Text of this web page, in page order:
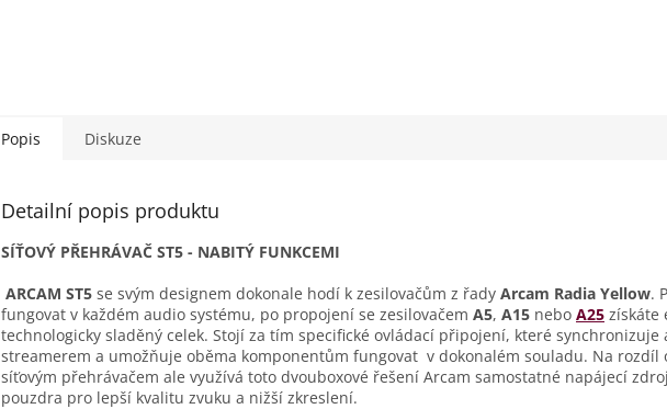
Popis Diskuze
Detailní popis produktu
SÍŤOVÝ PŘEHRÁVAČ ST5 - NABITÝ FUNKCEMI
ARCAM ST5 se svým designem dokonale hodí k zesilovačům z řady Arcam Radia Yellow.
fungovat v každém audio systému, po propojení se zesilovačem A5, A15 nebo A25 získáte
technologicky sladěný celek. Stojí za tím specifické ovládací připojení, které synchronizuje
streamerem a umožňuje oběma komponentům fungovat v dokonalém souladu. Na rozdíl
síťovým přehrávačem ale využívá toto dvouboxové řešení Arcam samostatné napájecí
pouzdra pro lepší kvalitu zvuku a nižší zkreslení.